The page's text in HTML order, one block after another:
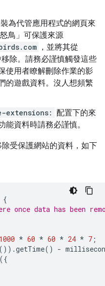
為代管應用程式的網頁來
鳥」 可保護來源
，並將其從
除。請務必謹慎觸發這些
使用者瞭解刪除作業的影
的遊戲資料。沒人想頻繁
extensions: 配置下的來
資料時請務必謹慎。
受保護網站的資料，如下
{
once data has been
1000 * 60 * 60 * 24 * 7 ;
()).getTime() -
({